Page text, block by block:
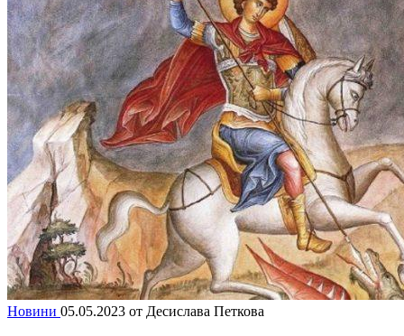
Новини 05.05.2023 от Десислава Петкова